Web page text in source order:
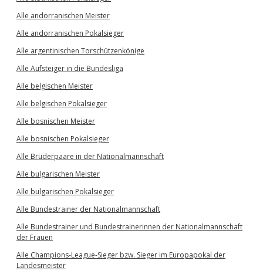
Alle andorranischen Meister
Alle andorranischen Pokalsieger
Alle argentinischen Torschützenkönige
Alle Aufsteiger in die Bundesliga
Alle belgischen Meister
Alle belgischen Pokalsieger
Alle bosnischen Meister
Alle bosnischen Pokalsieger
Alle Brüderpaare in der Nationalmannschaft
Alle bulgarischen Meister
Alle bulgarischen Pokalsieger
Alle Bundestrainer der Nationalmannschaft
Alle Bundestrainer und Bundestrainerinnen der Nationalmannschaft
der Frauen
Alle Champions-League-Sieger bzw. Sieger im Europapokal der
Landesmeister